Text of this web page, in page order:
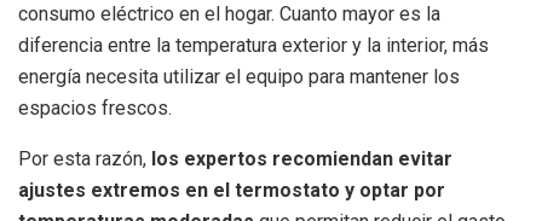
consumo eléctrico en el hogar. Cuanto mayor es la
diferencia entre la temperatura exterior y la interior, más
energía necesita utilizar el equipo para mantener los
espacios frescos.
Por esta razón, los expertos recomiendan evitar
ajustes extremos en el termostato y optar por